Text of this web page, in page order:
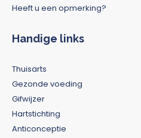
Heeft u een opmerking?
Handige links
Thuisarts
Gezonde voeding
Gifwijzer
Hartstichting
Anticonceptie